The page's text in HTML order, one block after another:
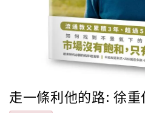
走一條利他的路: 徐